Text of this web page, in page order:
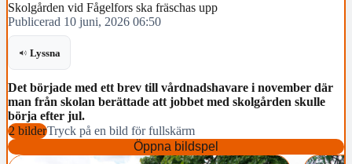
Skolgården vid Fågelfors ska fräschas upp
Publicerad 10 juni, 2026 06:50
Lyssna
Det började med ett brev till vårdnadshavare i november där
man från skolan berättade att jobbet med skolgården skulle
börja efter jul.
2 bilderTryck på en bild för fullskärm
Öppna bildspel